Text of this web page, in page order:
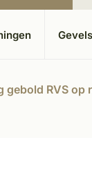
gebold RVS op